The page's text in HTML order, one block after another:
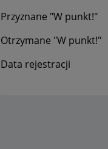
Przyznane "W punkt!"
Otrzymane "W punkt!"
Data rejestracji